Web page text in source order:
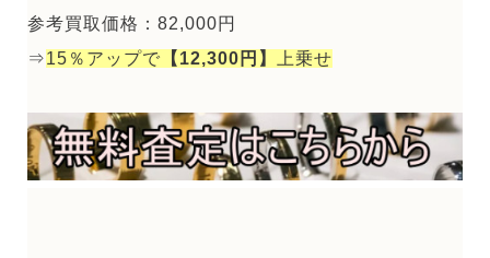
参考買取価格：82,000円
⇒15％アップで 【12,300円】 上乗せ